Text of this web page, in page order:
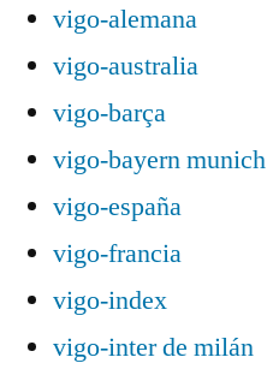
vigo-alemana
vigo-australia
vigo-barça
vigo-bayern munich
vigo-españa
vigo-francia
vigo-index
vigo-inter de milán